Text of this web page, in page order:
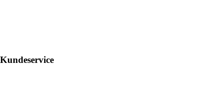
Kundeservice